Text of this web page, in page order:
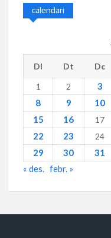
calendari
Dl Dt Dc
1
2 3
8 9 10
15
16 17
22 23 24
29 30
31
« des. febr. »